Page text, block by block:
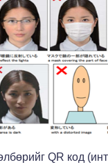
QR код